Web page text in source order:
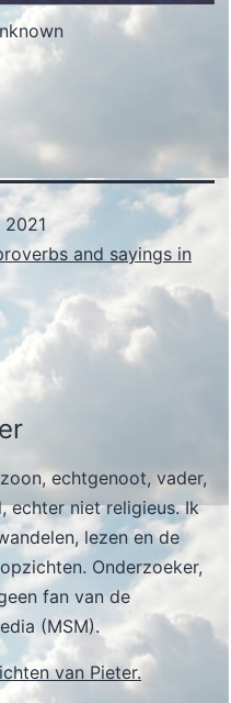
and sayings in
echtgenoot, vader,
echter niet religieus. Ik
lezen en de
Onderzoeker,
fan van de
(MSM).
van Pieter.